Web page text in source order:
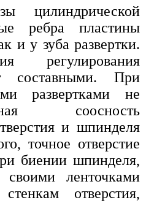
цилиндрической
ребра пластины
и у зуба развертки.
регулирования
составными. При
развертками не
соосность
и шпинделя
точное отверстие
биении шпинделя,
ленточками
отверстия,